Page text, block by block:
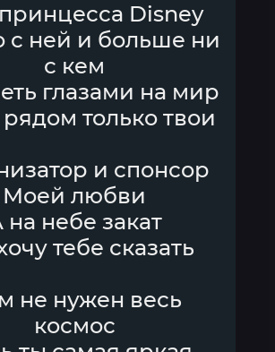
Disney
с ней и больше ни
с кем
глазами на мир
рядом только твои
и спонсор
Моей любви
на небе закат
тебе сказать
не нужен весь
космос